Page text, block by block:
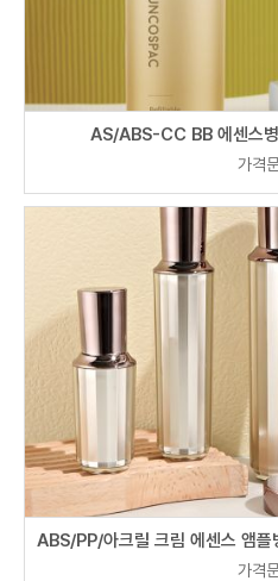
AS/ABS-CC BB 에센스
가격
가격